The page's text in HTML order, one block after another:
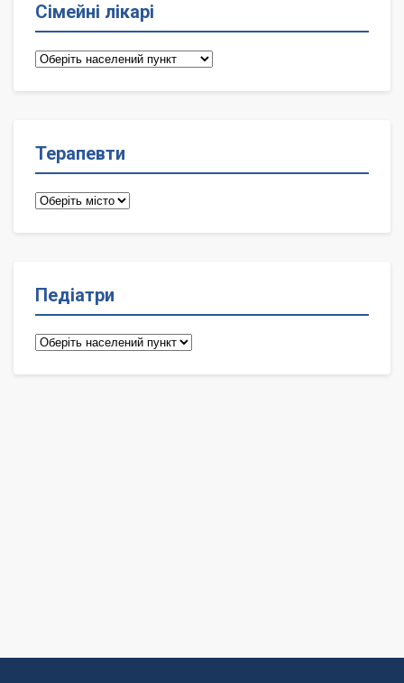
Сімейні лікарі
Сімейні
Терапевти
Терапевти
Педіатри
Педіатри